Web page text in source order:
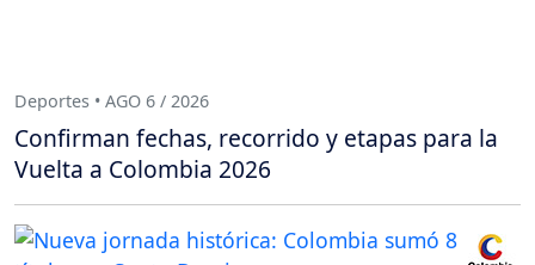
Deportes • AGO 6 / 2026
Confirman fechas, recorrido y etapas para la
Vuelta a Colombia 2026